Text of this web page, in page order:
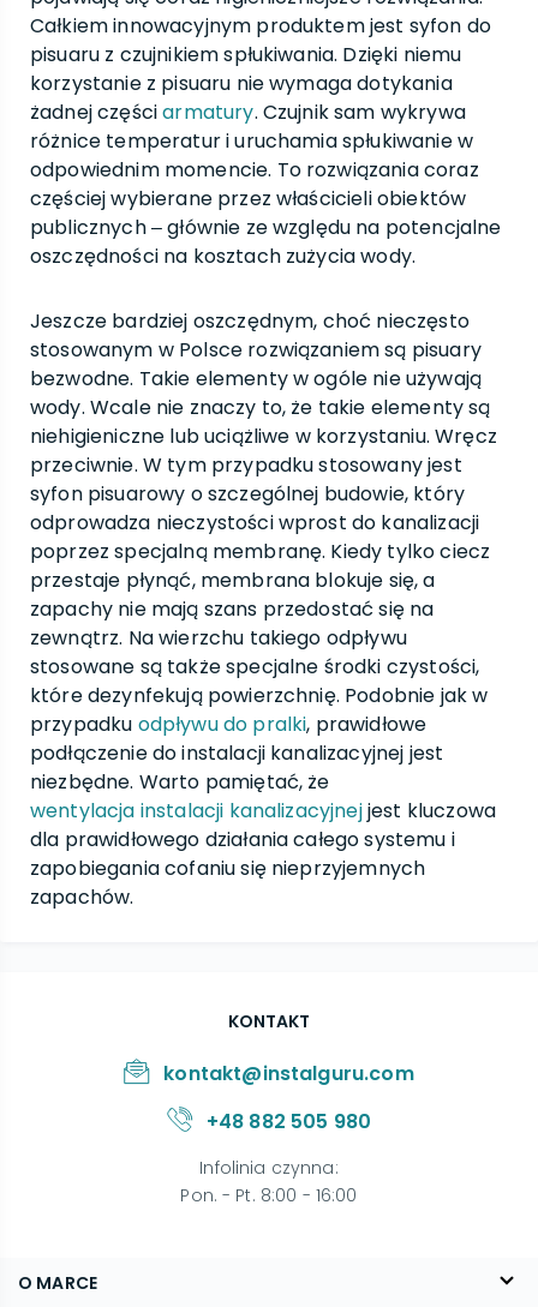
Całkiem innowacyjnym produktem jest syfon do
pisuaru z czujnikiem spłukiwania. Dzięki niemu
korzystanie z pisuaru nie wymaga dotykania
żadnej częściarmatury. Czujnik sam wykrywa
różnice temperatur i uruchamia spłukiwanie w
odpowiednim momencie. To rozwiązania coraz
częściej wybierane przez właścicieli obiektów
publicznych ‒ głównie ze względu na potencjalne
oszczędności na kosztach zużycia wody.
Jeszcze bardziej oszczędnym, choć nieczęsto
stosowanym w Polsce rozwiązaniem są pisuary
bezwodne. Takie elementy w ogóle nie używają
wody. Wcale nie znaczy to, że takie elementy są
niehigieniczne lub uciążliwe w korzystaniu. Wręcz
przeciwnie. W tym przypadku stosowany jest
syfon pisuarowy o szczególnej budowie, który
odprowadza nieczystości wprost do kanalizacji
poprzez specjalną membranę. Kiedy tylko ciecz
przestaje płynąć, membrana blokuje się, a
zapachy nie mają szans przedostać się na
zewnątrz. Na wierzchu takiego odpływu
stosowane są także specjalne środki czystości,
które dezynfekują powierzchnię. Podobnie jak w
przypadku odpływu do pralki, prawidłowe
podłączenie do instalacji kanalizacyjnej jest
niezbędne. Warto pamiętać, że
wentylacja instalacji kanalizacyjnejjest kluczowa
dla prawidłowego działania całego systemu i
zapobiegania cofaniu się nieprzyjemnych
zapachów.
O MARCE
KONTAKT
kontakt@instalguru.com
+48 882 505 980
Infolinia czynna:
Pon. - Pt. 8:00 - 16:00